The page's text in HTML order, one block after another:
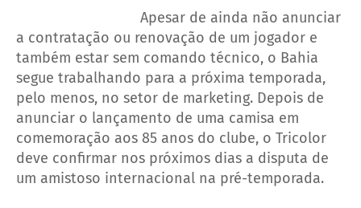
Apesar de ainda não anunciar
a contratação ou renovação de um jogador e
também estar sem comando técnico, o Bahia
segue trabalhando para a próxima temporada,
pelo menos, no setor de marketing. Depois de
anunciar o lançamento de uma camisa em
comemoração aos 85 anos do clube, o Tricolor
deve confirmar nos próximos dias a disputa de
um amistoso internacional na pré-temporada.